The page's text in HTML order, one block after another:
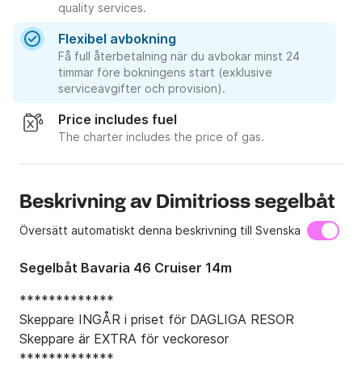
quality services.
Flexibel avbokning
Få full återbetalning när du avbokar minst 24
timmar före bokningens start (exklusive
serviceavgifter och provision).
Price includes fuel
The charter includes the price of gas.
Beskrivning av Dimitrioss segelbåt
Översätt automatiskt denna beskrivning till Svenska
Segelbåt Bavaria 46 Cruiser 14m
*************
Skeppare INGÅR i priset för DAGLIGA RESOR
Skeppare är EXTRA för veckoresor
*************